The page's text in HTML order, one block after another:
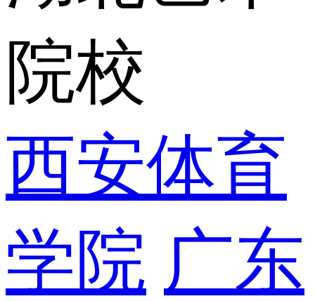
院校
西安体育
学院 广东